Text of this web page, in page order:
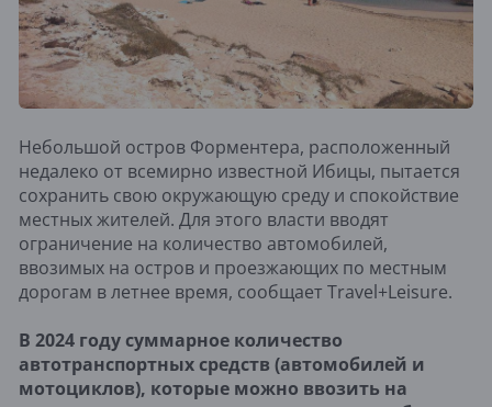
Небольшой остров Форментера, расположенный
недалеко от всемирно известной Ибицы, пытается
сохранить свою окружающую среду и спокойствие
местных жителей. Для этого власти вводят
ограничение на количество автомобилей,
ввозимых на остров и проезжающих по местным
дорогам в летнее время, сообщает Travel+Leisure.
В 2024 году суммарное количество
автотранспортных средств (автомобилей и
мотоциклов), которые можно ввозить на